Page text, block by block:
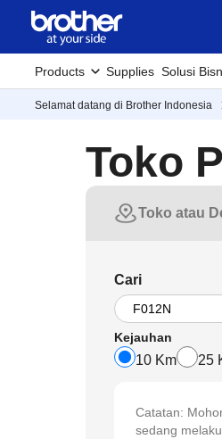
Products Supplies Solusi
Selamat datang di Brother Indonesia
Toko
Toko atau
Cari
Kejauhan
10 Km 25
Catatan:
sedang